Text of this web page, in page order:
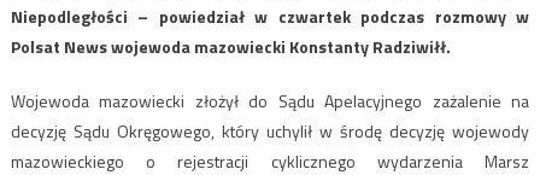
Niepodległości – powiedział w czwartek podczas rozmowy w
Polsat News wojewoda mazowiecki Konstanty Radziwiłł.
Wojewoda mazowiecki złożył do Sądu Apelacyjnego zażalenie na
decyzję Sądu Okręgowego, który uchylił w środę decyzję wojewody
mazowieckiego o rejestracji cyklicznego wydarzenia Marsz